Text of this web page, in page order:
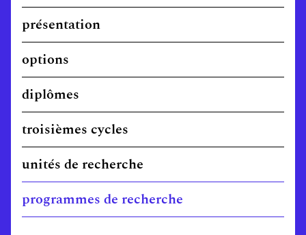
présentation
options
diplômes
troisièmes cycles
unités de recherche
programmes de recherche